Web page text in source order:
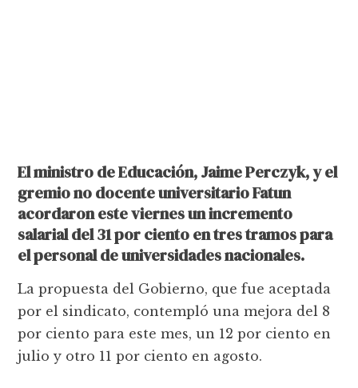
El ministro de Educación, Jaime Perczyk, y el
gremio no docente universitario Fatun
acordaron este viernes un incremento
salarial del 31 por ciento en tres tramos para
el personal de universidades nacionales.
La propuesta del Gobierno, que fue aceptada
por el sindicato, contempló una mejora del 8
por ciento para este mes, un 12 por ciento en
julio y otro 11 por ciento en agosto.